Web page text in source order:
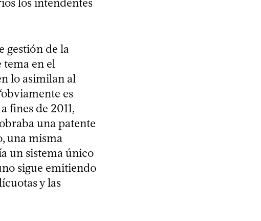
gestión de la
tema en el
lo asimilan al
es
fines de 2011,
una patente
una misma
un sistema único
sigue emitiendo
y las